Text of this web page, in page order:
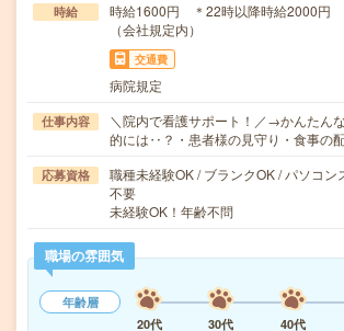
時給
時給1600円 ＊22時以降時給2000円
（会社規定内）
交通費
病院規定
仕事内容
＼院内で看護サポート！／→かんたん
的には‥？・患者様の見守り・食事の
応募資格
職種未経験OK / ブランクOK / パソコン
不要
未経験OK！年齢不問
職場の雰囲気
年齢層
20代
30代 40代